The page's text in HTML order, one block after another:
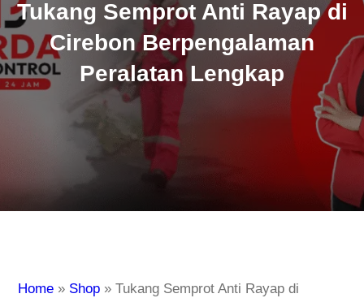
Tukang Semprot Anti Rayap di
Cirebon Berpengalaman
Peralatan Lengkap
Home » Shop »Tukang Semprot Anti Rayap di